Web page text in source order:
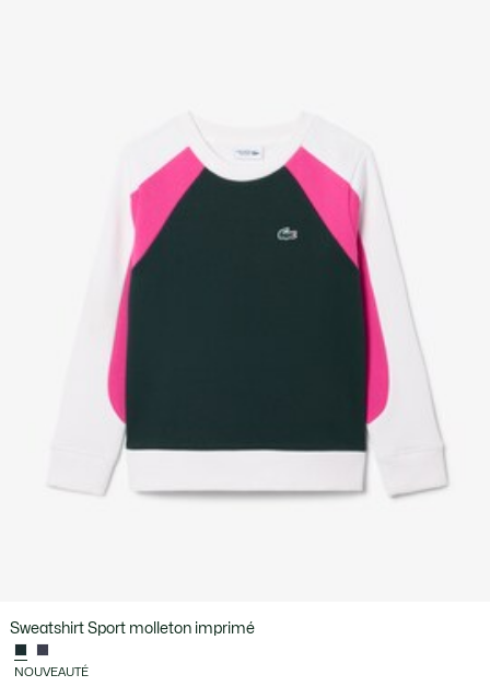
Sweatshirt Sport molleton imprimé
NOUVEAUTÉ